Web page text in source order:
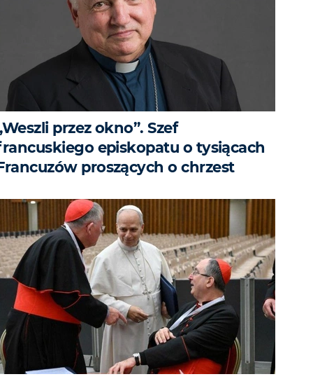
przez okno”. Szef
episkopatu o tysiącach
proszących o chrzest